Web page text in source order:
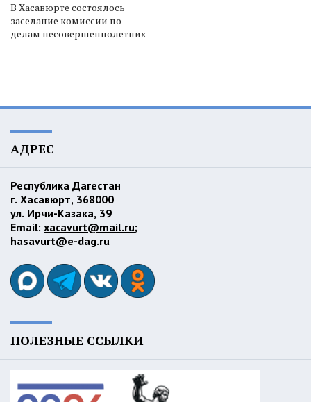
В Хасавюрте состоялось
заседание комиссии по
делам несовершеннолетних
АДРЕС
Республика Дагестан
г. Хасавюрт, 368000
ул. Ирчи-Казака, 39
Email: xacavurt@mail.ru;
hasavurt@e-dag.ru
ПОЛЕЗНЫЕ ССЫЛКИ